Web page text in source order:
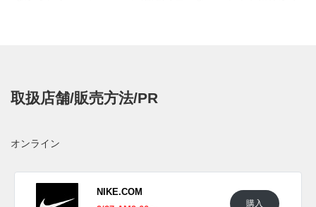
海外では2023年に発売予定。価格は$85。
定。3月15日に一般発売予定。価格は12,430円 (税込)。
取扱店舗/販売方法/PR
オンライン
NIKE.COM
購入